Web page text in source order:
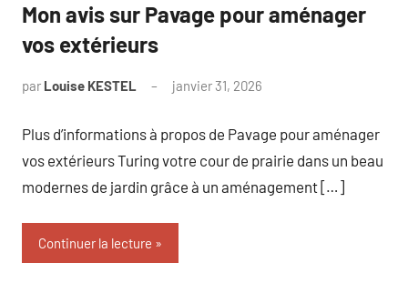
Mon avis sur Pavage pour aménager
vos extérieurs
par Louise KESTEL janvier 31, 2026
Plus d’informations à propos de Pavage pour aménager
vos extérieurs Turing votre cour de prairie dans un beau
modernes de jardin grâce à un aménagement […]
Continuer la lecture